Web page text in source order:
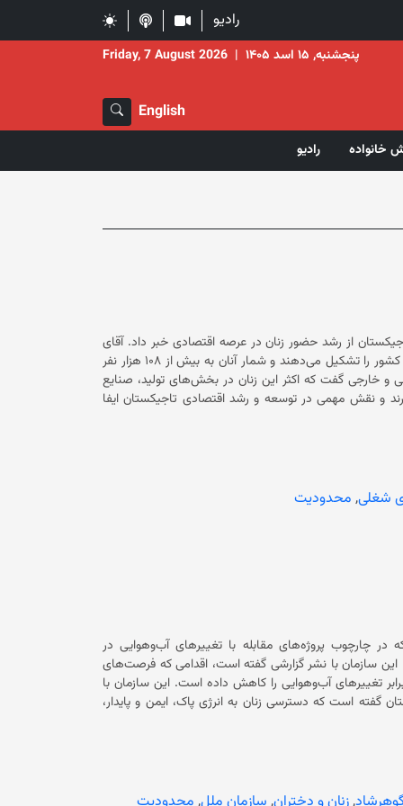
رادیو
پنجشنبه, ۱۵ اسد ۱۴۰۵ |
Friday, 7 August 2026
English
خانواده رادیو
سلطان رحیم‌زاده، رییس کمیته دولتی سرمایه‌گذاری و مدیریت اموال دولتی تاجیکستان از رشد حضور زنان در عرصه اقتصادی خبر داد. آقای
رحیم‌زاده گفته است که زنان کارآفرین ۲۷.۸ درصد از کل فعالان اقتصادی این کشور را تشکیل می‌دهند و شمار آنان به بیش از ۱۰۸ هزار نفر
و خارجی گفت که اکثر این زنان در بخش‌های تولید، صنایع
و نقش مهمی در توسعه و رشد اقتصادی تاجیکستان ایفا
پایتخت در شش‌ماهه نخست سال جاری، اعلام کردند
تسهیلات ترجیحی و حمایت از مشاغل خانگی در دستشغلی, محدودیت
در چارچوب پروژه‌های مقابله با تغییرهای آب‌وهوایی در
افغانستان، بیش از دو میلیون زن به انرژی پاک و پایدار دسترسی پیدا کرده‌اند. این سازمان با نشر گزارشی گفته است، اقدامی که فرصت‌های
اقتصادی و خدمات صحی را بهبود بخشیده و بخشی از آسیب‌پذیری زنان در برابر تغییرهای آب‌وهوایی را کاهش داده است. این سازمان با
گفته است که دسترسی زنان به انرژی پاک، ایمن و پایدار،
صحی، مکتب‌ها و واحدهای تجاری، برق پایدار را به
را بهبود بخشیده و در شفاخانه‌هایی که به شبکه‌ی برق